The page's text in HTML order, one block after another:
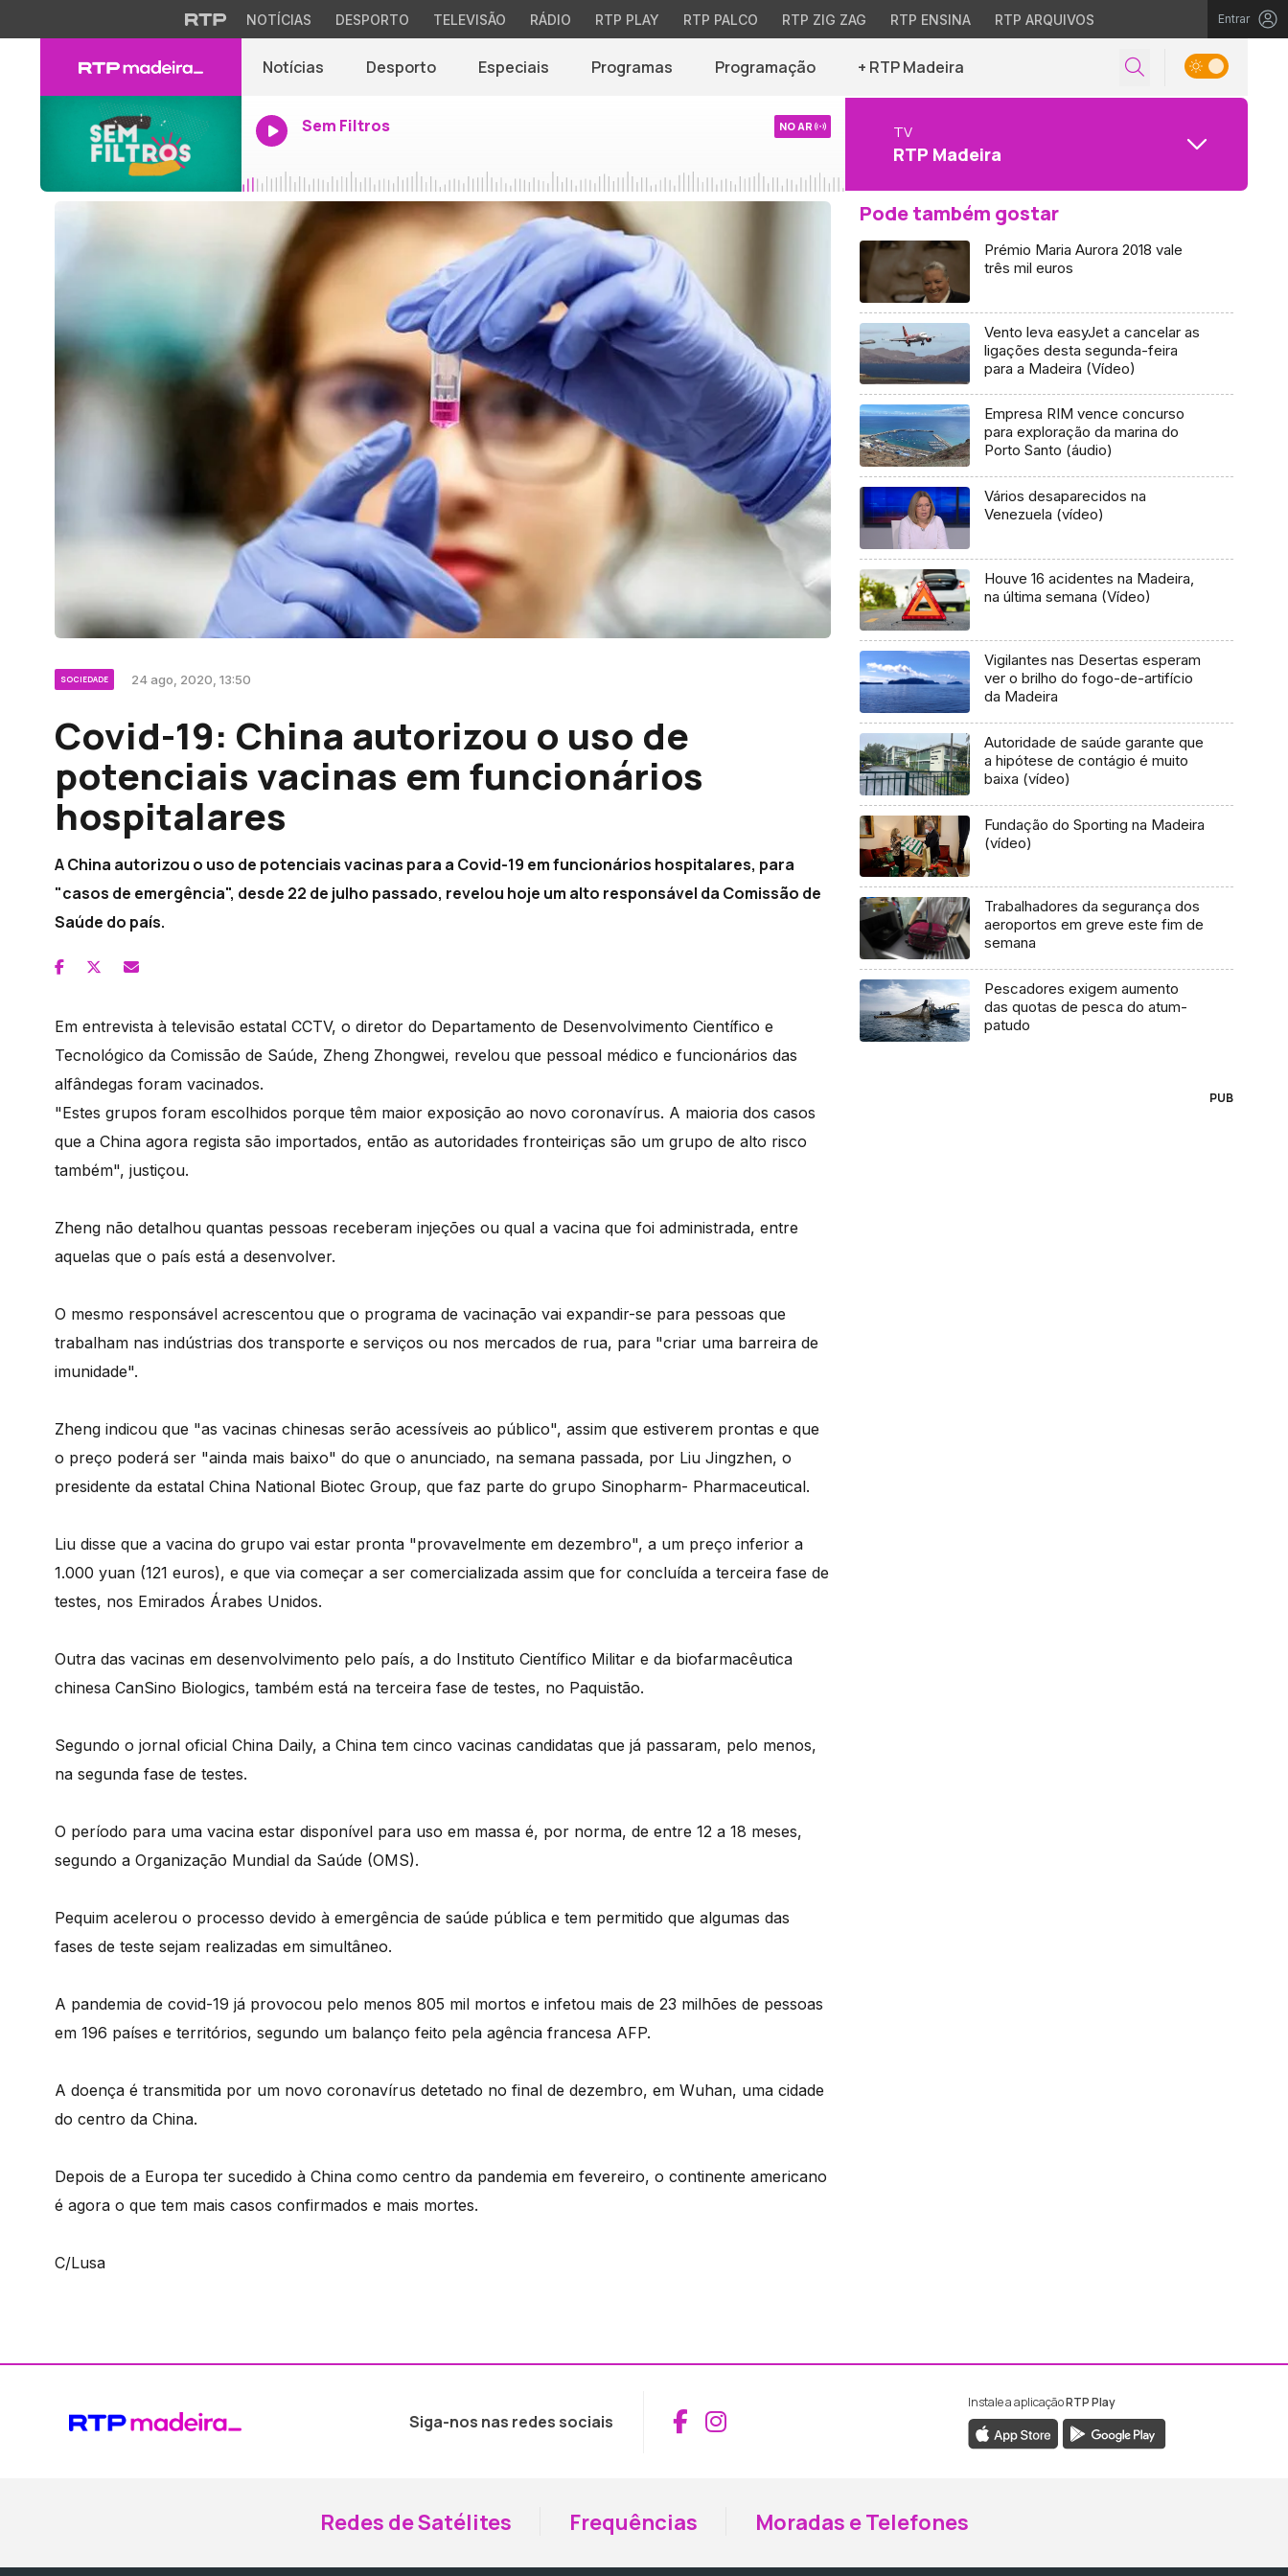
NOTÍCIAS DESPORTO TELEVISÃO RÁDIO RTP PLAY RTP PALCO RTP ZIG ZAG RTP ENSINA RTP ARQUIVOS Entrar
Notícias Desporto Especiais Programas Programação + RTP Madeira
Sem Filtros NO AR TV
RTP Madeira
SOCIEDADE 24 ago, 2020, 13:50
Covid-19: China autorizou o uso de
potenciais vacinas em funcionários
hospitalares
A China autorizou o uso de potenciais vacinas para a Covid-19 em funcionários hospitalares, para
"casos de emergência", desde 22 de julho passado, revelou hoje um alto responsável da Comissão de
Saúde do país.
Em entrevista à televisão estatal CCTV, o diretor do Departamento de Desenvolvimento Científico e
Tecnológico da Comissão de Saúde, Zheng Zhongwei, revelou que pessoal médico e funcionários das
alfândegas foram vacinados.
"Estes grupos foram escolhidos porque têm maior exposição ao novo coronavírus. A maioria dos casos
que a China agora regista são importados, então as autoridades fronteiriças são um grupo de alto risco
também", justiçou.
Zheng não detalhou quantas pessoas receberam injeções ou qual a vacina que foi administrada, entre
aquelas que o país está a desenvolver.
O mesmo responsável acrescentou que o programa de vacinação vai expandir-se para pessoas que
trabalham nas indústrias dos transporte e serviços ou nos mercados de rua, para "criar uma barreira de
imunidade".
Zheng indicou que "as vacinas chinesas serão acessíveis ao público", assim que estiverem prontas e que
o preço poderá ser "ainda mais baixo" do que o anunciado, na semana passada, por Liu Jingzhen, o
presidente da estatal China National Biotec Group, que faz parte do grupo Sinopharm- Pharmaceutical.
Liu disse que a vacina do grupo vai estar pronta "provavelmente em dezembro", a um preço inferior a
1.000 yuan (121 euros), e que via começar a ser comercializada assim que for concluída a terceira fase de
testes, nos Emirados Árabes Unidos.
Outra das vacinas em desenvolvimento pelo país, a do Instituto Científico Militar e da biofarmacêutica
chinesa CanSino Biologics, também está na terceira fase de testes, no Paquistão.
Segundo o jornal oficial China Daily, a China tem cinco vacinas candidatas que já passaram, pelo menos,
na segunda fase de testes.
O período para uma vacina estar disponível para uso em massa é, por norma, de entre 12 a 18 meses,
segundo a Organização Mundial da Saúde (OMS).
Pequim acelerou o processo devido à emergência de saúde pública e tem permitido que algumas das
fases de teste sejam realizadas em simultâneo.
A pandemia de covid-19 já provocou pelo menos 805 mil mortos e infetou mais de 23 milhões de pessoas
em 196 países e territórios, segundo um balanço feito pela agência francesa AFP.
A doença é transmitida por um novo coronavírus detetado no final de dezembro, em Wuhan, uma cidade
do centro da China.
Depois de a Europa ter sucedido à China como centro da pandemia em fevereiro, o continente americano
é agora o que tem mais casos confirmados e mais mortes.
C/Lusa
Pode também gostar
Prémio Maria Aurora 2018 vale
três mil euros
Vento leva easyJet a cancelar as
ligações desta segunda-feira
para a Madeira (Vídeo)
Empresa RIM vence concurso
para exploração da marina do
Porto Santo (áudio)
Vários desaparecidos na
Venezuela (vídeo)
Houve 16 acidentes na Madeira,
na última semana (Vídeo)
Vigilantes nas Desertas esperam
ver o brilho do fogo-de-artifício
da Madeira
Autoridade de saúde garante que
a hipótese de contágio é muito
baixa (vídeo)
Fundação do Sporting na Madeira
(vídeo)
Trabalhadores da segurança dos
aeroportos em greve este fim de
semana
Pescadores exigem aumento
das quotas de pesca do atum-
patudo
PUB
Siga-nos nas redes sociais Aceder ao Facebook da RTP Madeira
Aceder ao Instagram da RTP Madeira
Instale a aplicaçãoRTP Play
Redes de Satélites Frequências Moradas e Telefones